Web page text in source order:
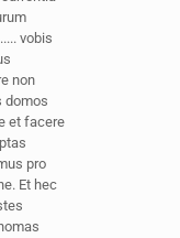
vobis
non
domos
et facere
pro
Et hec